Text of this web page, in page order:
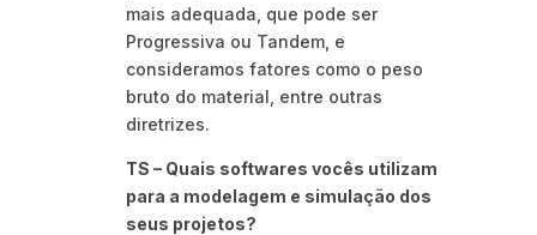
mais adequada, que pode ser
Progressiva ou Tandem, e
consideramos fatores como o peso
bruto do material, entre outras
diretrizes.
TS – Quais softwares vocês utilizam
para a modelagem e simulação dos
seus projetos?